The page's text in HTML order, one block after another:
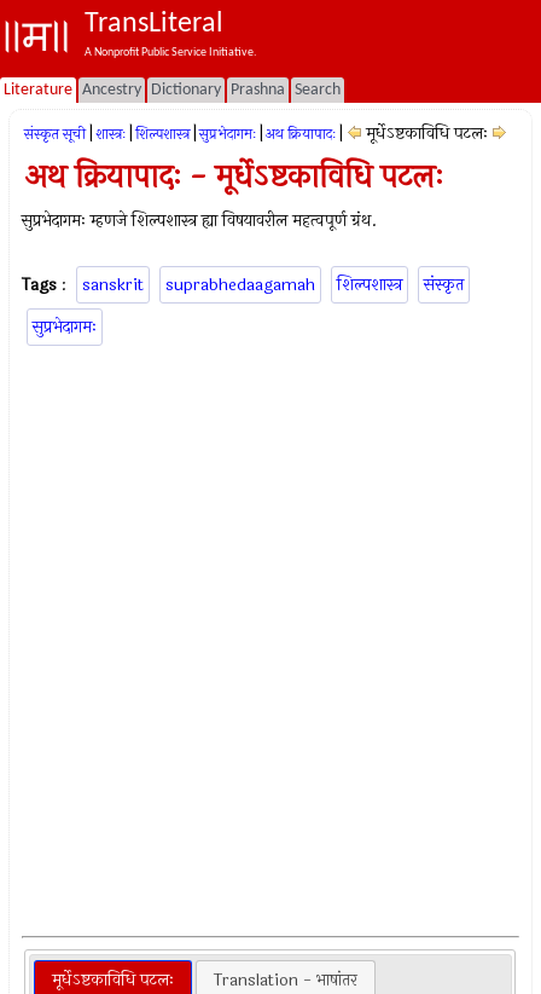
TransLiteral
A Nonprofit Public Service Initiative.
Literature Ancestry Dictionary Prashna Search
संस्कृत सूची शास्त्रः शिल्पशास्त्र सुप्रभेदागमः अथ क्रियापादः मूर्धेऽष्टकाविधि पटलः
अथ क्रियापादः - मूर्धेऽष्टकाविधि पटलः
सुप्रभेदागमः म्हणजे शिल्पशास्त्र ह्या विषयावरील महत्वपूर्ण ग्रंथ.
Tags : sanskrit suprabhedaagamah शिल्पशास्त्र
संस्कृत
सुप्रभेदागमः
मूर्धेऽष्टकाविधि पटलः Translation - भाषांतर